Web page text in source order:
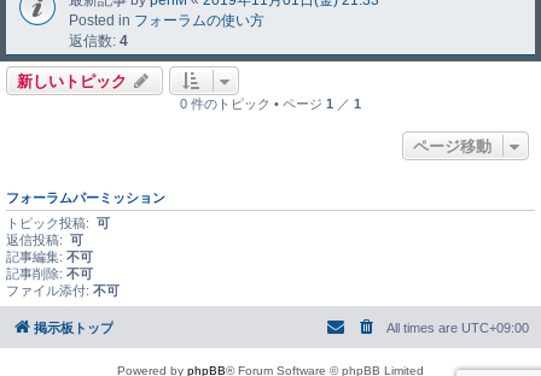
Posted in フォーラムの使い方
返信数: 4
新しいトピック
0 件のトピック • ページ 1 ／ 1
ページ移動
フォーラムパーミッション
トピック投稿: 可
返信投稿: 可
記事編集: 不可
記事削除: 不可
ファイル添付: 不可
掲示板トップ All times are UTC+09:00
Powered by phpBB® Forum Software © phpBB Limited